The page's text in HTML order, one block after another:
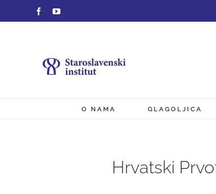
to
FacebookYouTube
O NAMA GLAGOLJICA
Hrvatski